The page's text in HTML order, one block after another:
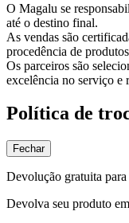
O Magalu se
até o destino final.
As vendas são
procedência de
Os parceiros são
excelência no serviço e
Política de
Fechar
Devolução gratuita
Devolva seu produto